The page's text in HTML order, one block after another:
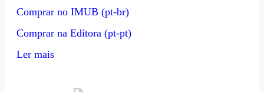
Comprar no IMUB (pt-br)
Comprar na Editora (pt-pt)
Ler mais